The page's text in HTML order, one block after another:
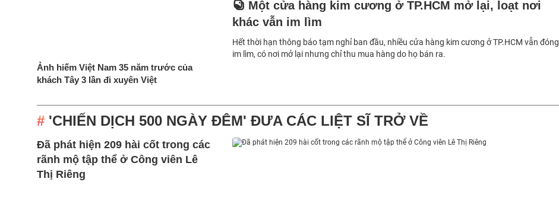
Một cửa hàng kim cương ở TP.HCM mở lại, loạt nơi
khác vẫn im lìm
Hết thời hạn thông báo tạm nghỉ ban đầu, nhiều cửa hàng kim cương ở TP.HCM vẫn đóng
im lìm, có nơi mở lại nhưng chỉ thu mua hàng do họ bán ra.
Ảnh hiếm Việt Nam 35 năm trước của
khách Tây 3 lần đi xuyên Việt
'CHIẾN DỊCH 500 NGÀY ĐÊM' ĐƯA CÁC LIỆT SĨ TRỞ VỀ
Đã phát hiện 209 hài cốt trong các
rãnh mộ tập thể ở Công viên Lê
Thị Riêng